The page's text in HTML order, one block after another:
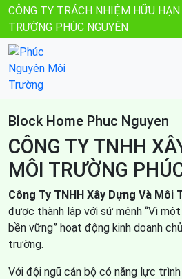
CÔNG TY TRÁCH NHIỆM HỮU
TRƯỜNG PHÚC NGUYÊN
Block Home Phuc Nguyen
CÔNG TY TNHH
MÔI TRƯỜNG
Công Ty TNHH Xây Dựng Và Môi
được thành lập với sứ mệnh “Vì
bền vững” hoạt động kinh doanh
trường.
Với đội ngũ cán bộ có năng lực